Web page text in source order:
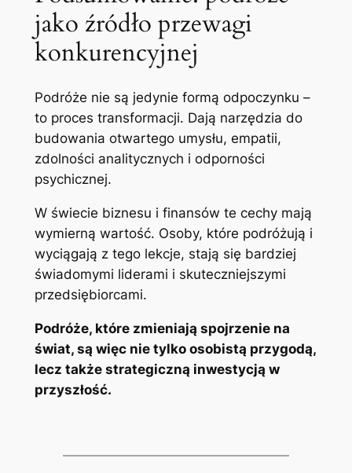
jako źródło przewagi
konkurencyjnej
Podróże nie są jedynie formą odpoczynku –
to proces transformacji. Dają narzędzia do
budowania otwartego umysłu, empatii,
zdolności analitycznych i odporności
psychicznej.
W świecie biznesu i finansów te cechy mają
wymierną wartość. Osoby, które podróżują i
wyciągają z tego lekcje, stają się bardziej
świadomymi liderami i skuteczniejszymi
przedsiębiorcami.
Podróże, które zmieniają spojrzenie na
świat, są więc nie tylko osobistą przygodą,
lecz także strategiczną inwestycją w
przyszłość.